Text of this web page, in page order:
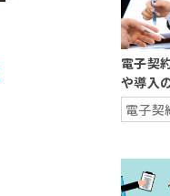
電子契
や導入
電子契